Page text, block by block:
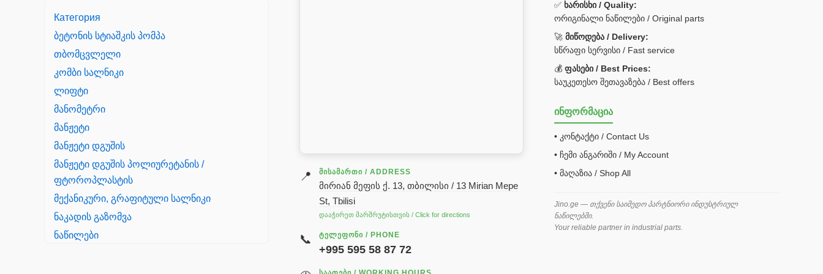
Категория
ბეტონის სტიაშკის პომპა
თბომცვლელი
კომბი სალნიკი
ლიფტი
მანომეტრი
მანჟეტი
მანჟეტი დგუშის
მანჟეტი დგუშის პოლიურეტანის /
ფტოროპლასტის
მექანიკური, გრაფიტული სალნიკი
ნაკადის გაზომვა
ნაწილები
📍 ᲛᲘᲡᲐᲛᲐᲠᲗᲘ / ADDRESS
მირიან მეფის ქ. 13, თბილისი / 13 Mirian Mepe
St, Tbilisi
დააჭირეთ მარშრუტისთვის / Click for directions
📞 ᲢᲔᲚᲔᲤᲝᲜᲘ / PHONE
+995 595 58 87 72
✅ ხარისხი / Quality:
ორიგინალი ნაწილები / Original parts
🚀მიწოდება / Delivery:
სწრაფი სერვისი / Fast service
💰ფასები / Best Prices:
საუკეთესო შეთავაზება / Best offers
ინფორმაცია
• კონტაქტი / Contact Us
• ჩემი ანგარიში / My Account
• მაღაზია / Shop All
Jino.ge — თქვენი საიმედო პარტნიორი ინდუსტრიულ
ნაწილებში.
Your reliable partner in industrial parts.